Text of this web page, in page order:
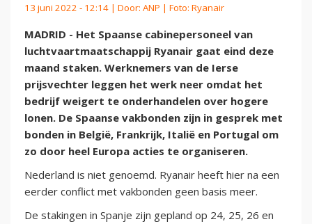
13 juni 2022 - 12:14 | Door: ANP | Foto: Ryanair
MADRID - Het Spaanse cabinepersoneel van
luchtvaartmaatschappij Ryanair gaat eind deze
maand staken. Werknemers van de Ierse
prijsvechter leggen het werk neer omdat het
bedrijf weigert te onderhandelen over hogere
lonen. De Spaanse vakbonden zijn in gesprek met
bonden in België, Frankrijk, Italië en Portugal om
zo door heel Europa acties te organiseren.
Nederland is niet genoemd. Ryanair heeft hier na een
eerder conflict met vakbonden geen basis meer.
De stakingen in Spanje zijn gepland op 24, 25, 26 en